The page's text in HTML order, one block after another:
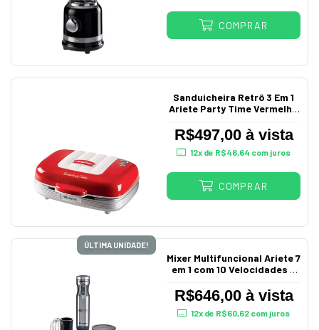
COMPRAR
Sanduicheira Retrô 3 Em 1
Ariete Party Time Vermelho
R$497,00 à vista
12x de R$46,64 com juros
COMPRAR
ÚLTIMA UNIDADE!
Mixer Multifuncional Ariete 7
em 1 com 10 Velocidades +
R$646,00 à vista
12x de R$60,62 com juros